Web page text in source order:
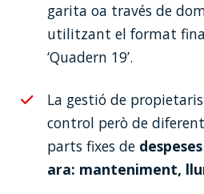
garita oa través de
utilitzant el format
‘Quadern 19’.
La gestió de
control però de
parts fixes de
ara: manteniment,